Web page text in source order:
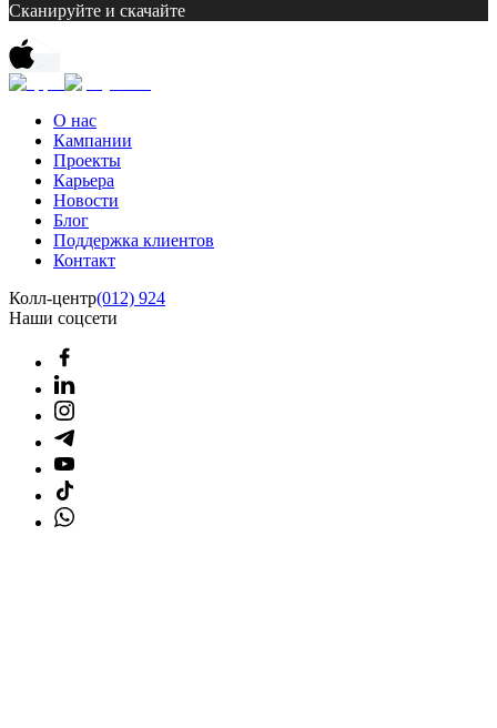
Сканируйте и скачайте
О нас
Кампании
Проекты
Карьера
Новости
Блог
Поддержка клиентов
Контакт
Колл-центр(012) 924
Наши соцсети